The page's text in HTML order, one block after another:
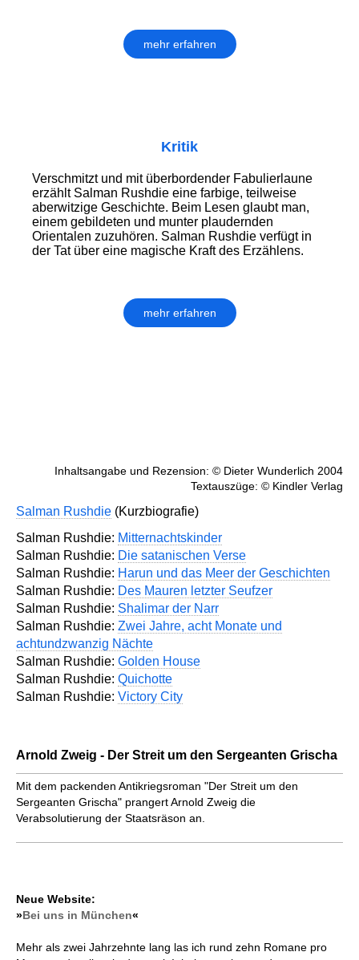
mehr erfahren
Kritik
Verschmitzt und mit überbordender Fabulierlaune
erzählt Salman Rushdie eine farbige, teilweise
aberwitzige Geschichte. Beim Lesen glaubt man,
einem gebildeten und munter plaudernden
Orientalen zuzuhören. Salman Rushdie verfügt in
der Tat über eine magische Kraft des Erzählens.
mehr erfahren
Inhaltsangabe und Rezension: © Dieter Wunderlich 2004
Textauszüge: © Kindler Verlag
Salman Rushdie (Kurzbiografie)
Salman Rushdie: Mitternachtskinder
Salman Rushdie: Die satanischen Verse
Salman Rushdie: Harun und das Meer der Geschichten
Salman Rushdie: Des Mauren letzter Seufzer
Salman Rushdie: Shalimar der Narr
Salman Rushdie: Zwei Jahre, acht Monate und
achtundzwanzig Nächte
Salman Rushdie: Golden House
Salman Rushdie: Quichotte
Salman Rushdie: Victory City
Arnold Zweig - Der Streit um den Sergeanten Grischa
Mit dem packenden Antikriegsroman "Der Streit um den
Sergeanten Grischa" prangert Arnold Zweig die
Verabsolutierung der Staatsräson an.
Neue Website:
»Bei uns in München«
Mehr als zwei Jahrzehnte lang las ich rund zehn Romane pro